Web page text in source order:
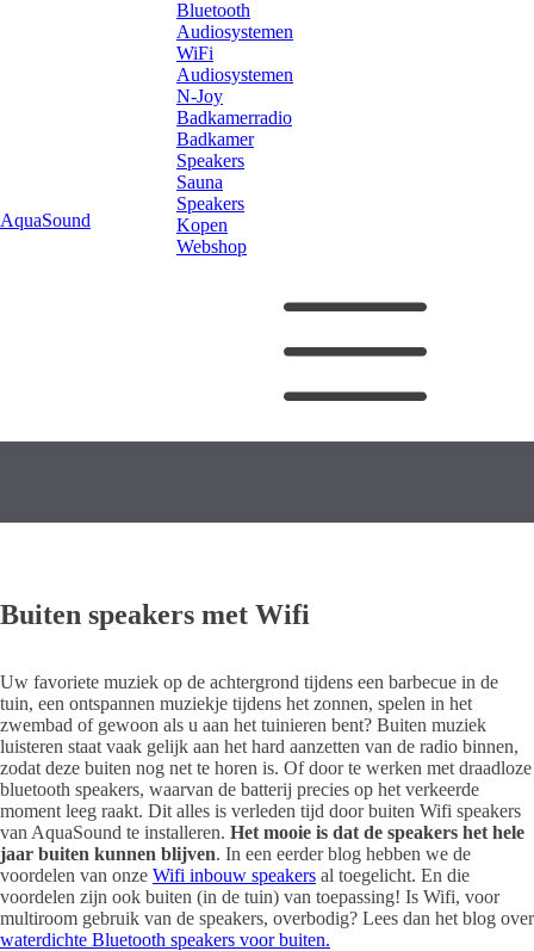
AquaSound
Bluetooth
Audiosystemen
WiFi
Audiosystemen
N-Joy
Badkamerradio
Badkamer
Speakers
Sauna
Speakers
Kopen
Webshop
Buiten speakers met Wifi
Uw favoriete muziek op de achtergrond tijdens een barbecue in de
tuin, een ontspannen muziekje tijdens het zonnen, spelen in het
zwembad of gewoon als u aan het tuinieren bent? Buiten muziek
luisteren staat vaak gelijk aan het hard aanzetten van de radio binnen,
zodat deze buiten nog net te horen is. Of door te werken met draadloze
bluetooth speakers, waarvan de batterij precies op het verkeerde
moment leeg raakt. Dit alles is verleden tijd door buiten Wifi speakers
van AquaSound te installeren. Het mooie is dat de speakers het hele
jaar buiten kunnen blijven. In een eerder blog hebben we de
voordelen van onze Wifi inbouw speakers al toegelicht. En die
voordelen zijn ook buiten (in de tuin) van toepassing! Is Wifi, voor
multiroom gebruik van de speakers, overbodig? Lees dan het blog over
waterdichte Bluetooth speakers voor buiten.